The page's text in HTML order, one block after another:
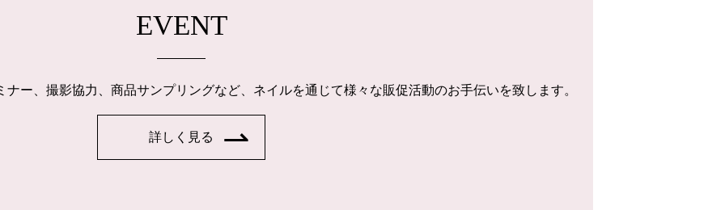
EVENT
ー、撮影協力、商品サンプリングなど、ネイルを通じて様々な販促活動のお手伝いを致します。
詳しく見る